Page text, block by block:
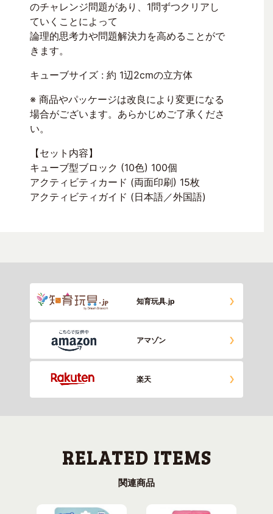
のチャレンジ問題があり、1問ずつクリアし
ていくことによって
論理的思考力や問題解決力を高めることがで
きます。
キューブサイズ : 約 1辺2cmの立方体
※ 商品やパッケージは改良により変更になる
場合がございます。あらかじめご了承くださ
い。
【セット内容】
キューブ型ブロック (10色) 100個
アクティビティカード (両面印刷) 15枚
アクティビティガイド (日本語／外国語)
知育玩具.jp
アマゾン
楽天
関連商品